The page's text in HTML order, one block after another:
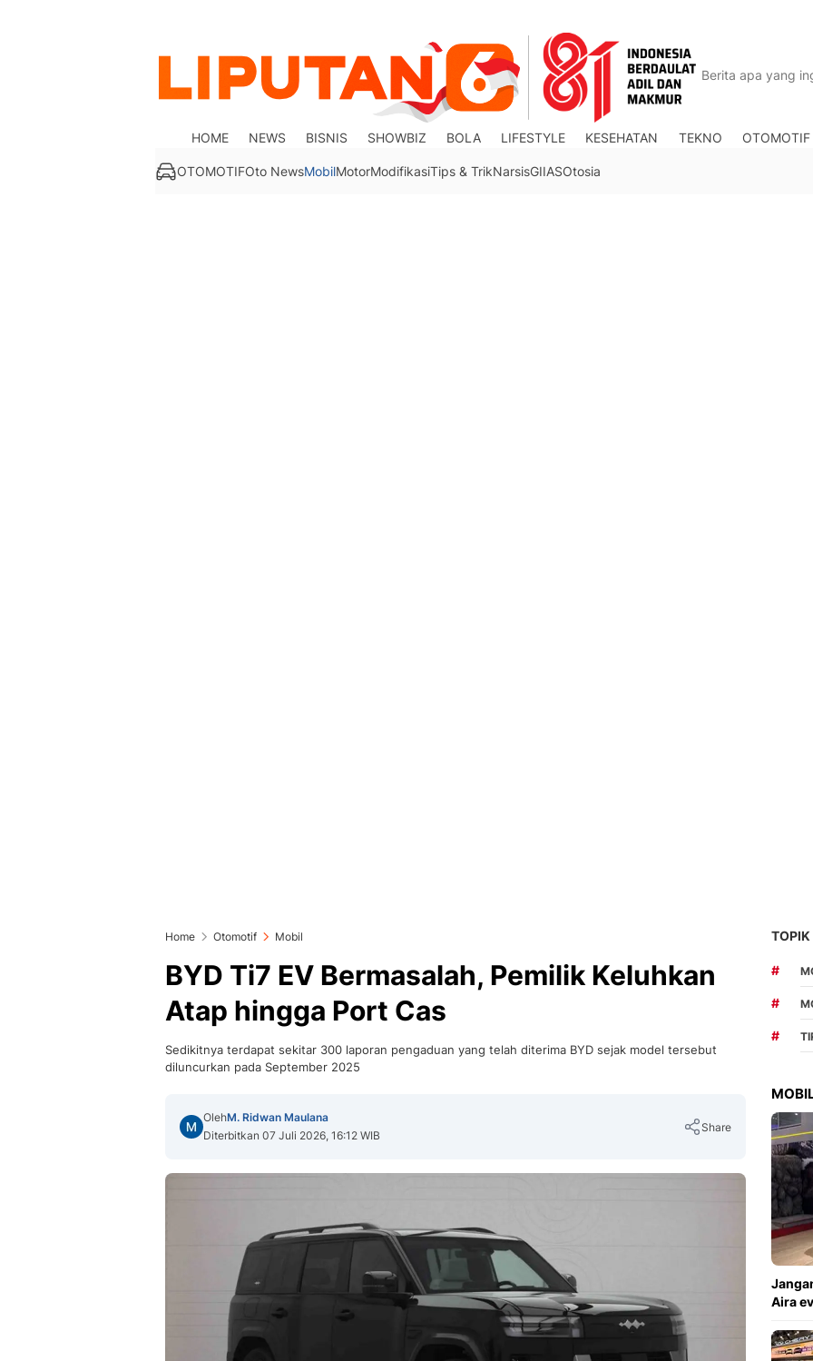
HOME NEWS BISNIS SHOWBIZ BOLA LIFESTYLE KESEHATAN TEKNO OTOMOTIF
OTOMOTIFOto NewsMobilMotorModifikasiTips & TrikNarsisGIIASOtosia
Home Otomotif Mobil
BYD Ti7 EV Bermasalah, Pemilik Keluhkan
Atap hingga Port Cas
Sedikitnya terdapat sekitar 300 laporan pengaduan yang telah diterima BYD sejak model tersebut
diluncurkan pada September 2025
OlehM. Ridwan Maulana
Diterbitkan 07 Juli 2026, 16:12 WIB
Share
TOPIK
#
#
#
Aira